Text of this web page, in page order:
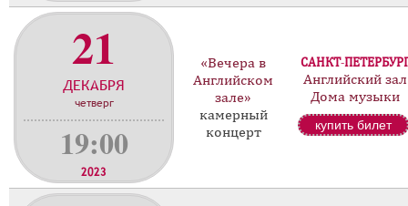
21
ДЕКАБРЯ
четверг
19:00
2023
«Вечера в
Английском
зале»
камерный
концерт
САНКТ-
Английский зал
Дома музыки
купить билет